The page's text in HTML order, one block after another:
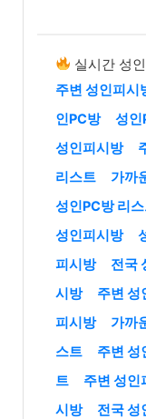
실시간 성
주변 성인피시
인PC방
성인
성인피시방
리스트
가까
성인PC방 리
성인피시방
피시방
전국
시방
주변 성
피시방
가까
스트
주변 성
트
주변 성인
시방
전국 성